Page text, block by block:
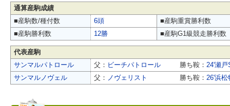
通算産駒成績
■産駒数/種付数
6頭
■産駒重賞勝利数
■産駒勝利数
12勝 ■産駒G1級競走勝利数
代表産駒
サンマルパトロール
父： ビーチパトロール 勝ち鞍： 24'瀬戸
サンマルノヴェル
父： ノヴェリスト 勝ち鞍： 26'浜松